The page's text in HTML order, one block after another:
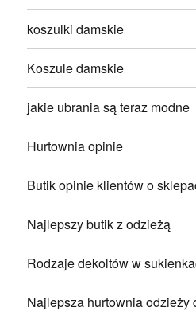
koszulki damskie
Koszule damskie
jakie ubrania są teraz modne
Hurtownia opinie
Butik opinie klientów o
Najlepszy butik z odzieżą
Rodzaje dekoltów w
Najlepsza hurtownia odzieży